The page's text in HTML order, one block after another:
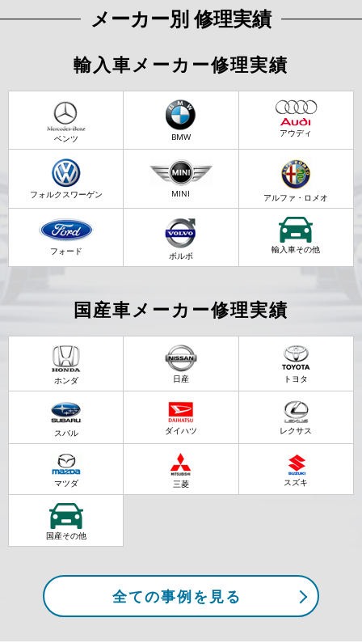
メーカー別 修理実績
輸入車メーカー修理実績
ベンツ BMW アウディ
フォルクスワーゲン MINI アルファ・ロメオ
フォード ボルボ
輸入車その他
国産車メーカー修理実績
ホンダ 日産 トヨタ
スバル ダイハツ レクサス
マツダ 三菱 スズキ
国産その他
全ての事例を見る